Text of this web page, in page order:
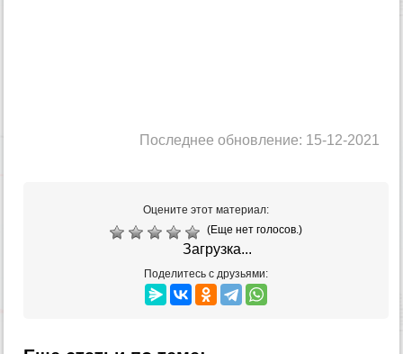
Последнее обновление: 15-12-2021
Оцените этот материал:
(Еще нет голосов.)
Загрузка...
Поделитесь с друзьями: